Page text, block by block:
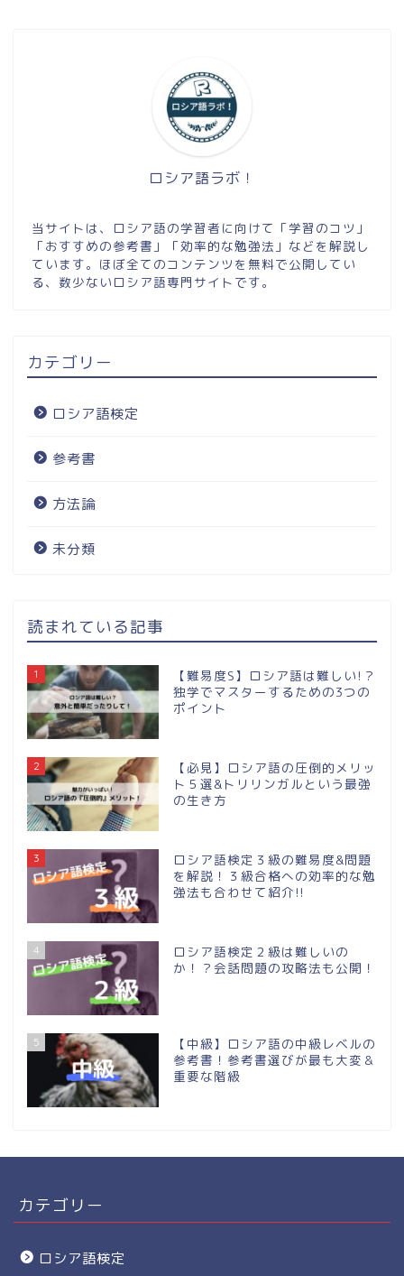
ロシア語ラボ！
当サイトは、ロシア語の学習者に向けて「学習のコツ」
「おすすめの参考書」「効率的な勉強法」などを解説し
ています。ほぼ全てのコンテンツを無料で公開してい
る、数少ないロシア語専門サイトです。
カテゴリー
ロシア語検定
参考書
方法論
未分類
読まれている記事
1
【難易度S】ロシア語は難しい!？
独学でマスターするための3つの
ポイント
2
【必見】ロシア語の圧倒的メリッ
ト５選&トリリンガルという最強
の生き方
3
ロシア語検定３級の難易度&問題
を解説！３級合格への効率的な勉
強法も合わせて紹介!!
4
ロシア語検定２級は難しいの
か！？会話問題の攻略法も公開！
5
【中級】ロシア語の中級レベルの
参考書！参考書選びが最も大変＆
重要な階級
カテゴリー
ロシア語検定